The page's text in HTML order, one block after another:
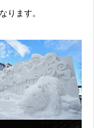
ります。